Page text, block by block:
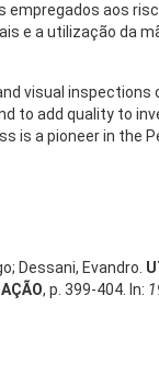
empregados aos
e a utilização da
visual
to add quality to
is a pioneer in the
Dessani, Evandro.
, p. 399-404. In: